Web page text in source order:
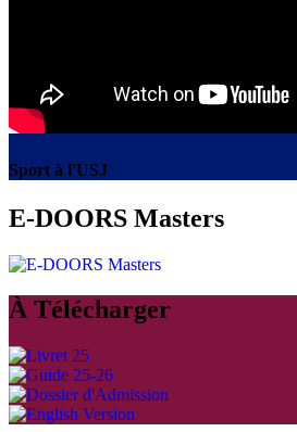
Sport à l'USJ
E-DOORS Masters
À Télécharger